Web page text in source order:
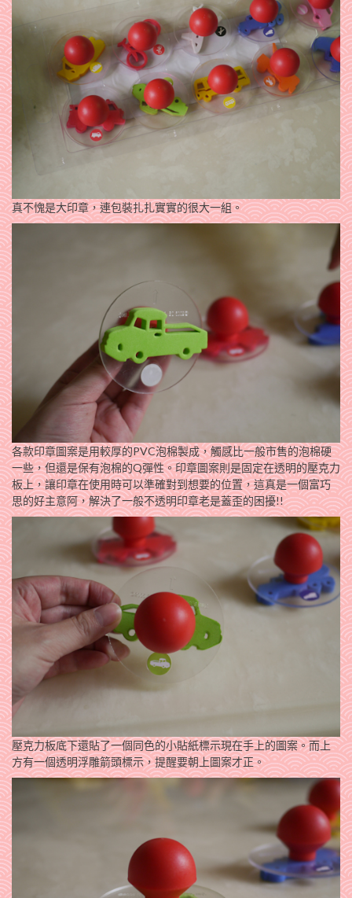
真不愧是大印章，連包裝扎扎實實的很大一組。
各款印章圖案是用較厚的PVC泡棉製成，觸感比一般市售的泡棉硬
一些，但還是保有泡棉的Q彈性。印章圖案則是固定在透明的壓克力
板上，讓印章在使用時可以準確對到想要的位置，這真是一個富巧
思的好主意阿，解決了一般不透明印章老是蓋歪的困擾!!
壓克力板底下還貼了一個同色的小貼紙標示現在手上的圖案。而上
方有一個透明浮雕箭頭標示，提醒要朝上圖案才正。